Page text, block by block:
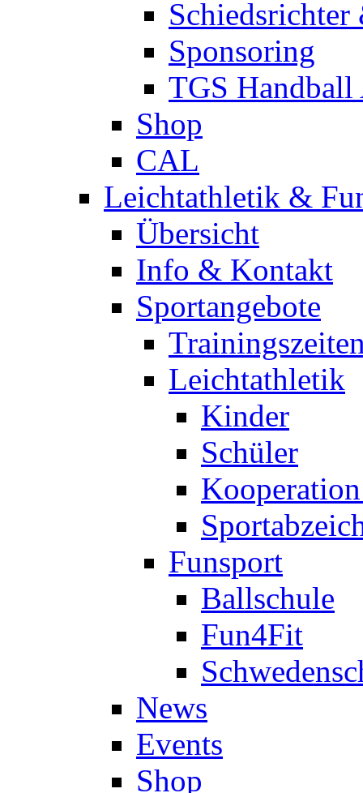
Schiedsrichter
Sponsoring
TGS Handball
Shop
CAL
Leichtathletik &
Übersicht
Info & Kontakt
Sportangebote
Leichtathletik
Kinder
Schüler
Funsport
Ballschule
Fun4Fit
News
Events
Shop